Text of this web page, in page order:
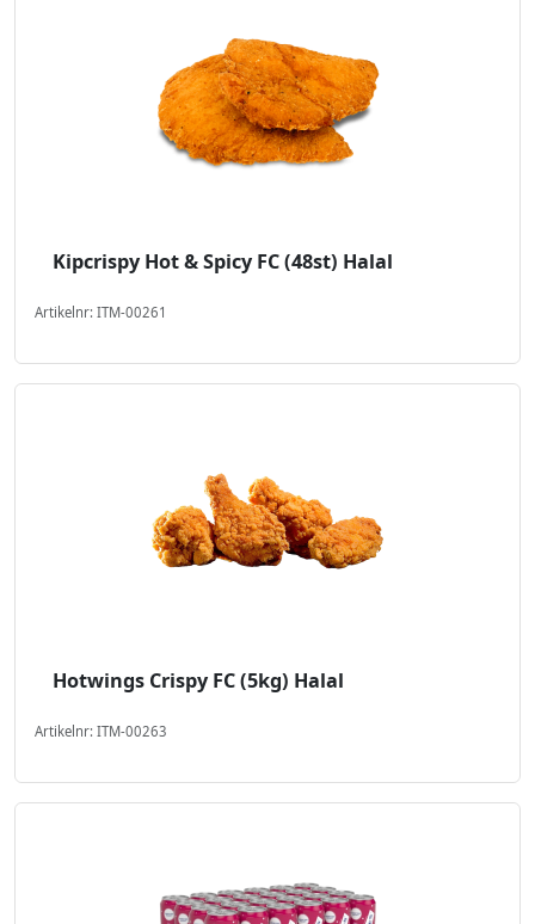
Kipcrispy Hot & Spicy FC (48st) Halal
Artikelnr: ITM-00261
Hotwings Crispy FC (5kg) Halal
Artikelnr: ITM-00263